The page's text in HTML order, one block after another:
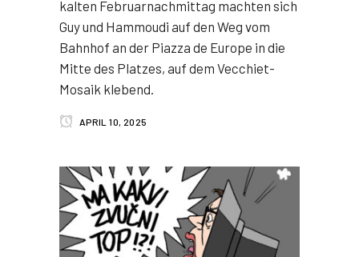
kalten Februarnachmittag machten sich
Guy und Hammoudi auf den Weg vom
Bahnhof an der Piazza de Europe in die
Mitte des Platzes, auf dem Vecchiet-
Mosaik klebend.
APRIL 10, 2025